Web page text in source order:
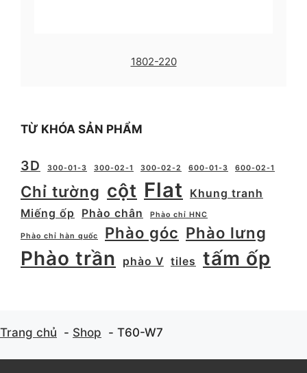
1802-220
TỪ KHÓA SẢN PHẨM
3D 300-01-3 300-02-1 300-02-2 600-01-3 600-02-1
Chỉ tường cột Flat
Khung tranh
Miếng ốp
Phào chân Phào chỉ HNC
Phào chỉ hàn quốc Phào góc Phào lưng
Phào trần phào V tiles tấm ốp
Trang chủ Shop T60-W7